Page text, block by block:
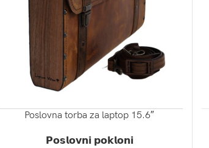
ZATRAŽI PONUDU
Poslovna torba za laptop 15.6″
𝗣𝗼𝘀𝗹𝗼𝘃𝗻𝗶 𝗽𝗼𝗸𝗹𝗼𝗻𝗶